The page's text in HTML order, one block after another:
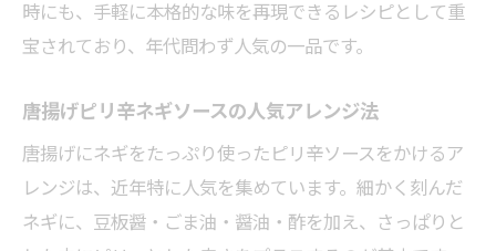
時にも、手軽に本格的な味を再現できるレシピとして重
宝されており、年代問わず人気の一品です。
唐揚げピリ辛ネギソースの人気アレンジ法
唐揚げにネギをたっぷり使ったピリ辛ソースをかけるア
レンジは、近年特に人気を集めています。細かく刻んだ
ネギに、豆板醤・ごま油・醤油・酢を加え、さっぱりと